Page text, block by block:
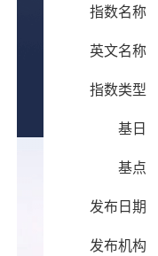
指数名称
英文名称
指数类型
基日
基点
发布日期
发布机构